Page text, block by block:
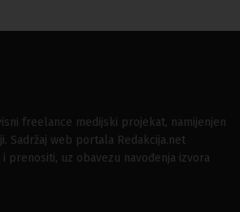
freelance medijski projekat, namijenjen
Sadržaj web portala Redakcija.net
prenositi, uz obavezu navođenja izvora